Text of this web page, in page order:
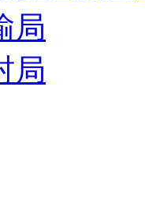
局
局